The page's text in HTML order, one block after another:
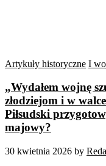
Artykuły historyczne I
„Wydałem wojnę
złodziejom i w
Piłsudski
majowy?
30 kwietnia 2026 by